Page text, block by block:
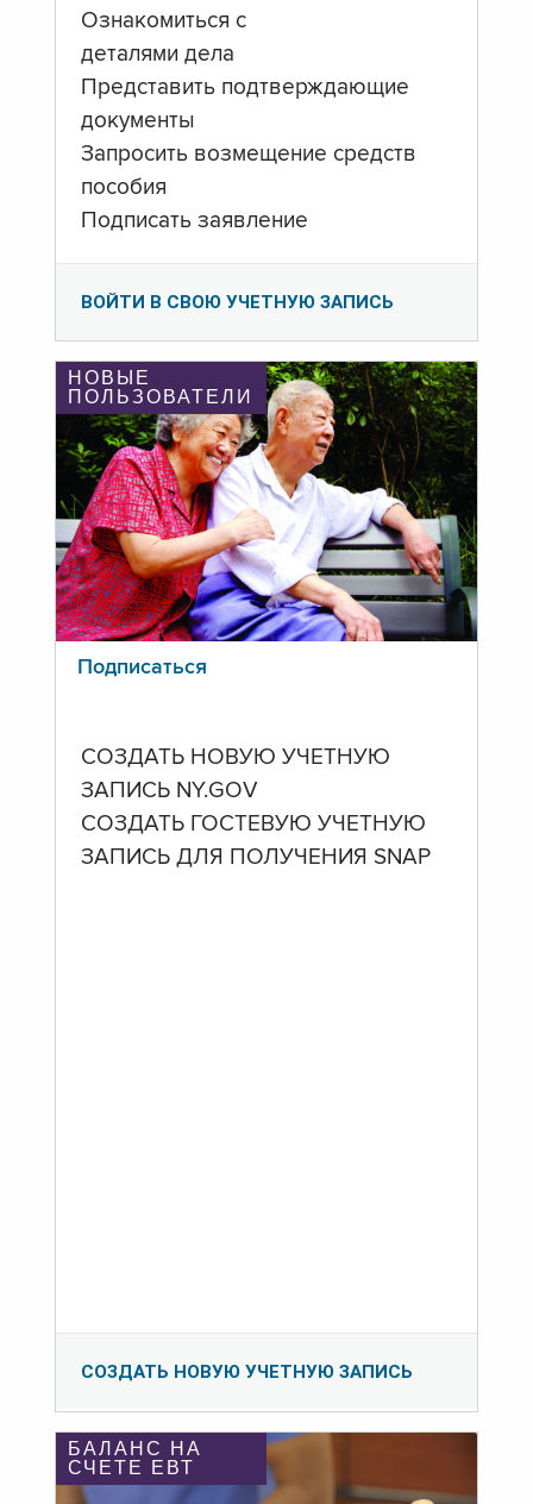
Ознакомиться с
деталями дела
Представить подтверждающие
документы
Запросить возмещение средств
пособия
Подписать заявление
ВОЙТИ В СВОЮ УЧЕТНУЮ ЗАПИСЬ
НОВЫЕ
ПОЛЬЗОВАТЕЛИ
Подписаться
СОЗДАТЬ НОВУЮ УЧЕТНУЮ
ЗАПИСЬ NY.GOV
СОЗДАТЬ ГОСТЕВУЮ УЧЕТНУЮ
ЗАПИСЬ ДЛЯ ПОЛУЧЕНИЯ SNAP
СОЗДАТЬ НОВУЮ УЧЕТНУЮ ЗАПИСЬ
БАЛАНС НА
СЧЕТЕ ЕВТ